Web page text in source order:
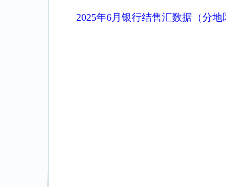
2025年6月银行结售汇数据（分地